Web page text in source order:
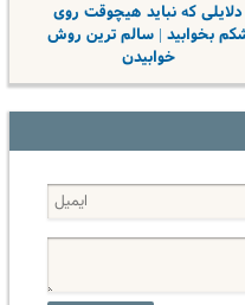
دلایلی که نباید هیچوقت روی
بخوابید | سالم ترین روش
خوابیدن